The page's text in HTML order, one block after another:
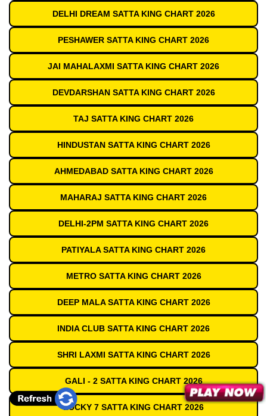
DELHI DREAM SATTA KING CHART 2026
PESHAWER SATTA KING CHART 2026
JAI MAHALAXMI SATTA KING CHART 2026
DEVDARSHAN SATTA KING CHART 2026
TAJ SATTA KING CHART 2026
HINDUSTAN SATTA KING CHART 2026
AHMEDABAD SATTA KING CHART 2026
MAHARAJ SATTA KING CHART 2026
DELHI-2PM SATTA KING CHART 2026
PATIYALA SATTA KING CHART 2026
METRO SATTA KING CHART 2026
DEEP MALA SATTA KING CHART 2026
INDIA CLUB SATTA KING CHART 2026
SHRI LAXMI SATTA KING CHART 2026
GALI - 2 SATTA KING CHART 2026
LUCKY 7 SATTA KING CHART 2026